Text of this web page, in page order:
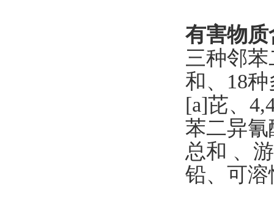
有害物质
三种邻
和、18
[a]芘、
苯二异
总和 、
铅、可